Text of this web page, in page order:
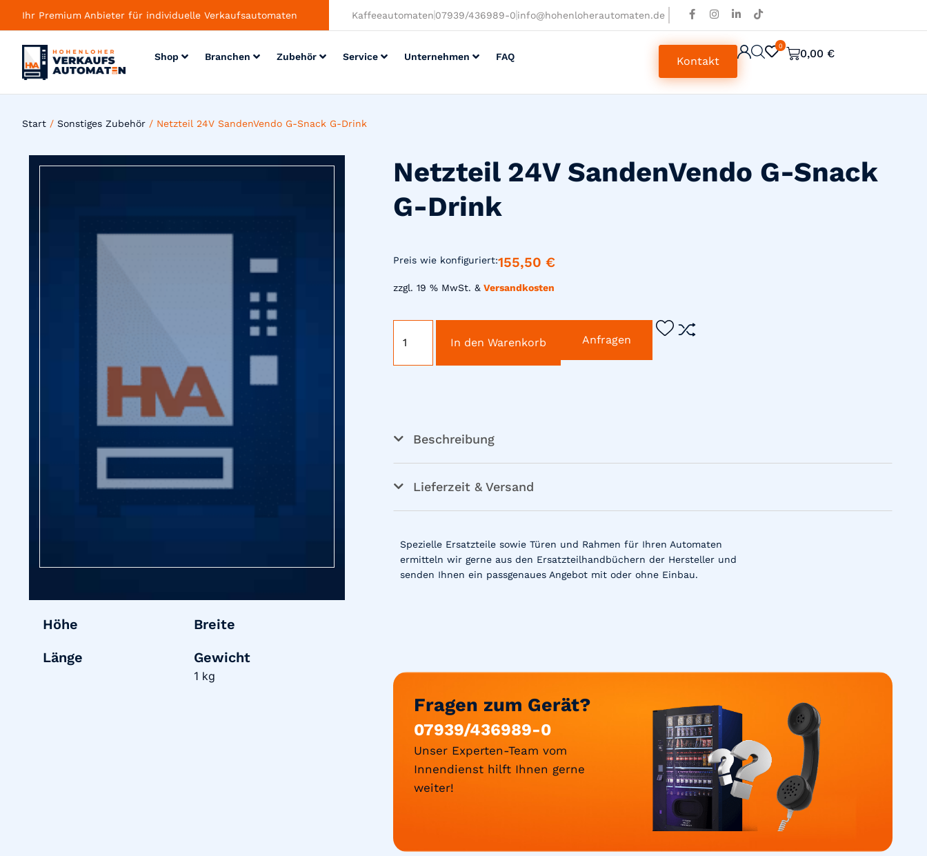
Ihr Premium Anbieter für individuelle Verkaufsautomaten Kaffeeautomaten 07939/436989-0 info@hohenloherautomaten.de
Shop Branchen Zubehör Service Unternehmen FAQ Kontakt
0
0,00 €
Start / Sonstiges Zubehör / Netzteil 24V SandenVendo G-Snack G-Drink
Höhe
Breite
Länge
Gewicht
1 kg
Netzteil 24V SandenVendo G-Snack
G-Drink
Preis wie konfiguriert:155,50 €
zzgl. 19 % MwSt. & Versandkosten
In den Warenkorb Anfragen
Beschreibung
Lieferzeit & Versand
Spezielle Ersatzteile sowie Türen und Rahmen für Ihren Automaten
ermitteln wir gerne aus den Ersatzteilhandbüchern der Hersteller und
senden Ihnen ein passgenaues Angebot mit oder ohne Einbau.
Fragen zum Gerät?
07939/436989-0
Unser Experten-Team vom
Innendienst hilft Ihnen gerne
weiter!